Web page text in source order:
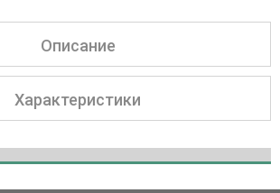
Описание
Характеристики